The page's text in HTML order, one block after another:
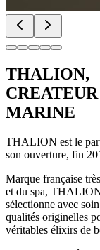
THALION,
MARINE
THALION est le
son ouverture, fin
Marque française
et du spa,
sélectionne avec
qualités originelles
véritables élixirs de